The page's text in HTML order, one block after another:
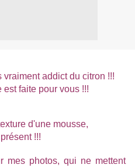
addict du citron !!!
faite pour vous !!!
d'une mousse,
!!!
mes photos, qui ne mettent